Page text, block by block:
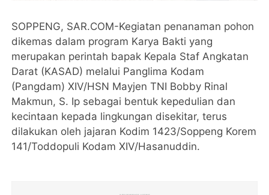
SOPPENG, SAR.COM-Kegiatan penanaman pohon
dikemas dalam program Karya Bakti yang
merupakan perintah bapak Kepala Staf Angkatan
Darat (KASAD) melalui Panglima Kodam
(Pangdam) XIV/HSN Mayjen TNI Bobby Rinal
Makmun, S. Ip sebagai bentuk kepedulian dan
kecintaan kepada lingkungan disekitar, terus
dilakukan oleh jajaran Kodim 1423/Soppeng Korem
141/Toddopuli Kodam XIV/Hasanuddin.